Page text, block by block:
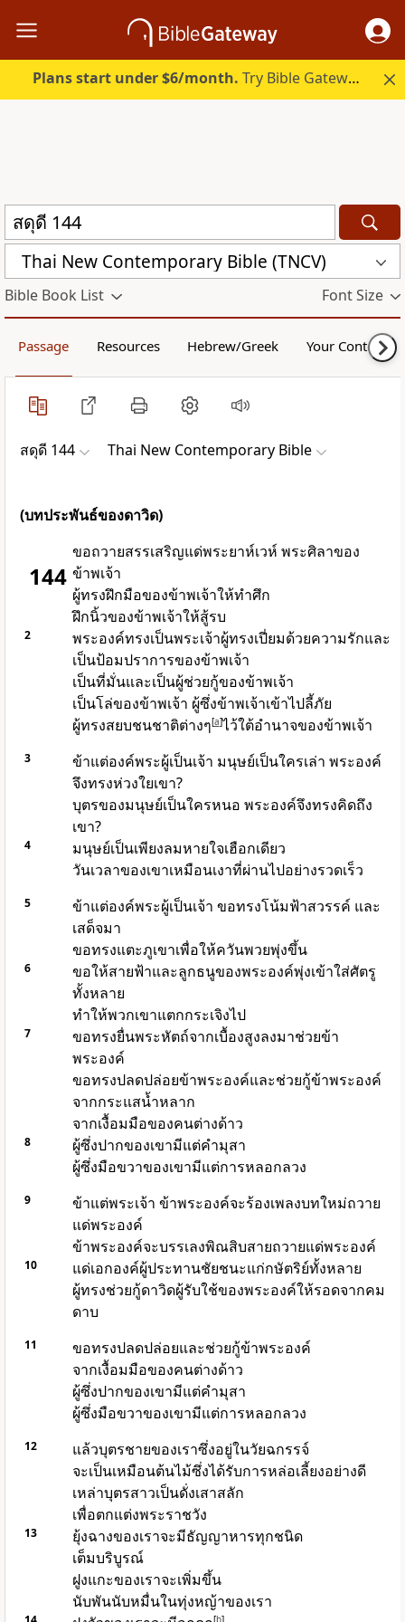
Plans start under $6/month. Try Bible Gateway Plus.
Thai New Contemporary Bible (TNCV)
Bible Book List Font Size
Passage Resources Hebrew/Greek Your Content
สดุดี 144 Thai New Contemporary Bible
(บทประพันธ์ของดาวิด)
144
ขอถวายสรรเสริญแด่พระยาห์เวห์ พระศิลาของ
ข้าพเจ้า
ผู้ทรงฝึกมือของข้าพเจ้าให้ทำศึก
ฝึกนิ้วของข้าพเจ้าให้สู้รบ
2
พระองค์ทรงเป็นพระเจ้าผู้ทรงเปี่ยมด้วยความรักและ
เป็นป้อมปราการของข้าพเจ้า
เป็นที่มั่นและเป็นผู้ช่วยกู้ของข้าพเจ้า
เป็นโล่ของข้าพเจ้า ผู้ซึ่งข้าพเจ้าเข้าไปลี้ภัย
ผู้ทรงสยบชนชาติต่างๆ[a]ไว้ใต้อำนาจของข้าพเจ้า
3 ข้าแต่องค์พระผู้เป็นเจ้า มนุษย์เป็นใครเล่า พระองค์
จึงทรงห่วงใยเขา?
บุตรของมนุษย์เป็นใครหนอ พระองค์จึงทรงคิดถึง
เขา?
4
มนุษย์เป็นเพียงลมหายใจเฮือกเดียว
วันเวลาของเขาเหมือนเงาที่ผ่านไปอย่างรวดเร็ว
5 ข้าแต่องค์พระผู้เป็นเจ้า ขอทรงโน้มฟ้าสวรรค์ และ
เสด็จมา
ขอทรงแตะภูเขาเพื่อให้ควันพวยพุ่งขึ้น
6
ขอให้สายฟ้าและลูกธนูของพระองค์พุ่งเข้าใส่ศัตรู
ทั้งหลาย
ทำให้พวกเขาแตกกระเจิงไป
7
ขอทรงยื่นพระหัตถ์จากเบื้องสูงลงมาช่วยข้า
พระองค์
ขอทรงปลดปล่อยข้าพระองค์และช่วยกู้ข้าพระองค์
จากกระแสน้ำหลาก
จากเงื้อมมือของคนต่างด้าว
8
ผู้ซึ่งปากของเขามีแต่คำมุสา
ผู้ซึ่งมือขวาของเขามีแต่การหลอกลวง
9
ข้าแต่พระเจ้า ข้าพระองค์จะร้องเพลงบทใหม่ถวาย
แด่พระองค์
ข้าพระองค์จะบรรเลงพิณสิบสายถวายแด่พระองค์
10
แด่เอกองค์ผู้ประทานชัยชนะแก่กษัตริย์ทั้งหลาย
ผู้ทรงช่วยกู้ดาวิดผู้รับใช้ของพระองค์ให้รอดจากคม
ดาบ
11
ขอทรงปลดปล่อยและช่วยกู้ข้าพระองค์
จากเงื้อมมือของคนต่างด้าว
ผู้ซึ่งปากของเขามีแต่คำมุสา
ผู้ซึ่งมือขวาของเขามีแต่การหลอกลวง
12
แล้วบุตรชายของเราซึ่งอยู่ในวัยฉกรรจ์
จะเป็นเหมือนต้นไม้ซึ่งได้รับการหล่อเลี้ยงอย่างดี
เหล่าบุตรสาวเป็นดั่งเสาสลัก
เพื่อตกแต่งพระราชวัง
13
ยุ้งฉางของเราจะมีธัญญาหารทุกชนิด
เต็มบริบูรณ์
ฝูงแกะของเราจะเพิ่มขึ้น
นับพันนับหมื่นในทุ่งหญ้าของเรา
[b]